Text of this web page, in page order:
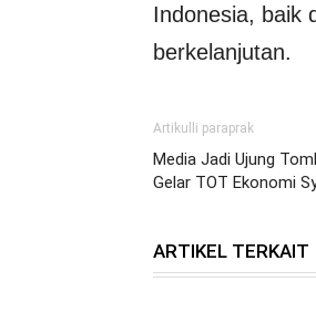
Indonesia, baik
berkelanjutan.
Artikulli paraprak
Media Jadi Ujung
Gelar TOT Ekonomi
ARTIKEL TERKAIT